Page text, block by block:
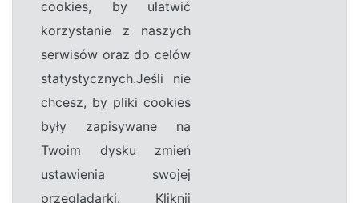
cookies, by ułatwić
korzystanie z naszych
serwisów oraz do celów
statystycznych.Jeśli nie
chcesz, by pliki cookies
były zapisywane na
Twoim dysku zmień
ustawienia swojej
przeglądarki. Kliknij